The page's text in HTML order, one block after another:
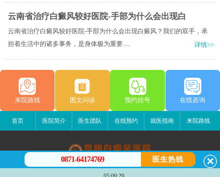
云南省治疗白癜风较好医院-手部为什么会出现白
云南省治疗白癜风较好医院-手部为什么会出现白癜风？我们的双手，承
担着生活中的诸多事务，是身体极为重要.....
详情>>
来院路线 图文问诊 预约挂号 在线咨询
首页 医院简介 医生团队 在线预约 就医指南 来院路线
昆明白癜风医院
0871-64174769 医生热线